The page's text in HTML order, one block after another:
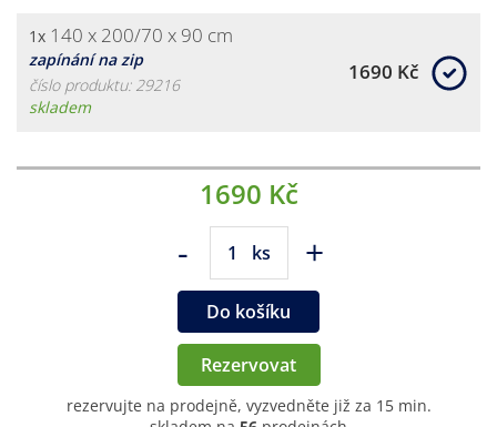
1x 140 x 200/70 x 90 cm
zapínání na zip
číslo produktu: 29216
skladem
1690 Kč
1690 Kč
- ks +
Do košíku
Rezervovat
rezervujte na prodejně, vyzvedněte již za 15 min.